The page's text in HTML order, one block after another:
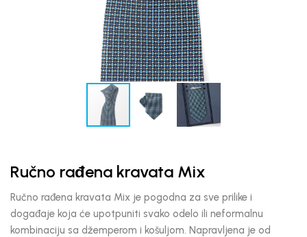
Ručno rađena kravata Mix
Ručno rađena kravata Mix je pogodna za sve prilike i
događaje koja će upotpuniti svako odelo ili neformalnu
kombinaciju sa džemperom i košuljom. Napravljena je od